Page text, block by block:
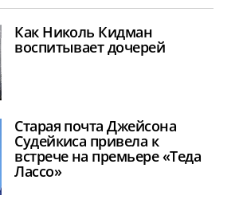
Как Николь Кидман
воспитывает дочерей
Старая почта Джейсона
Судейкиса привела к
встрече на премьере «Теда
Лассо»